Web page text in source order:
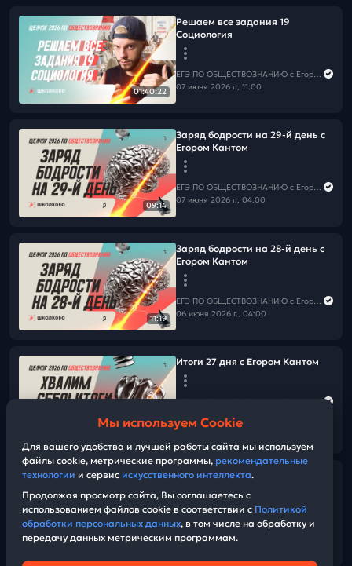
01:40:22
Решаем все задания 19
Социология
ЕГЭ ПО ОБЩЕСТВОЗНАНИЮ c Егором Кантом
07 июня 2026 г., 11:00
09:14
Заряд бодрости на 29-й день с
Егором Кантом
ЕГЭ ПО ОБЩЕСТВОЗНАНИЮ c Егором Кантом
07 июня 2026 г., 04:00
11:19
Заряд бодрости на 28-й день с
Егором Кантом
ЕГЭ ПО ОБЩЕСТВОЗНАНИЮ c Егором Кантом
06 июня 2026 г., 04:00
Итоги 27 дня с Егором Кантом
Какие шпоры брать на ЕГЭ по
ЕГЭ ПО ОБЩЕСТВОЗНАНИЮ c Егором Кантом
05 июня 2026 г., 13:00
Мы используем Cookie
Для вашего удобства и лучшей работы сайта мы используем
файлы cookie, метрические программы, рекомендательные
технологии и сервис искусственного интеллекта.
Продолжая просмотр сайта, Вы соглашаетесь с
использованием файлов cookie в соответствии с Политикой
обработки персональных данных, в том числе на обработку и
передачу данных метрическим программам.